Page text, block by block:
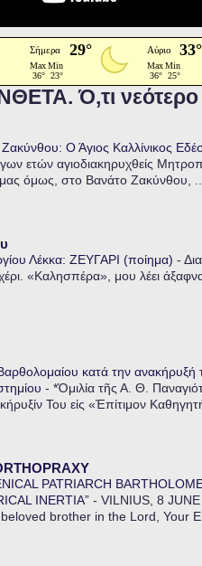
Ό,τι
Ο Άγιος Καλλίνικος
ετών αγιοδιακηρυχθείς
όμως, στο Βανάτο Ζακύνθου, ...
Λέκκα: ΖΕΥΓΑΡΙ (ποίημα) -
«Καλησπέρα», μου λέει
κατά την ανακήρυξή
- *Ὁμιλία τῆς Α. Θ.
Του εἰς «Ἐπίτιμον
PATRIARCH
INERTIA” - VILNIUS, 8
brother in the Lord, Your